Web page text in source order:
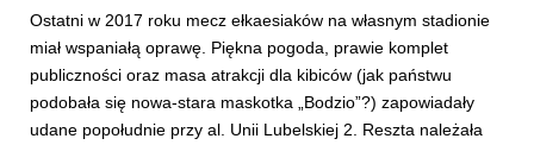
Ostatni w 2017 roku mecz ełkaesiaków na własnym stadionie
miał wspaniałą oprawę. Piękna pogoda, prawie komplet
publiczności oraz masa atrakcji dla kibiców (jak państwu
podobała się nowa-stara maskotka „Bodzio”?) zapowiadały
udane popołudnie przy al. Unii Lubelskiej 2. Reszta należała